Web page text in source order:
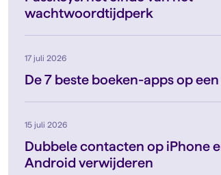
wachtwoordtijdperk
17 juli 2026
De 7 beste boeken-apps op
15 juli 2026
Dubbele contacten op iPhone
Android verwijderen